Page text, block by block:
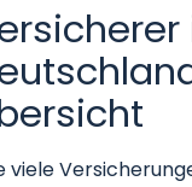
viele